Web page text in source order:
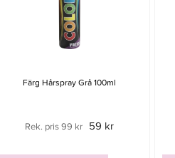
Färg Hårspray Grå 100ml
Rek. pris 99 kr 59 kr